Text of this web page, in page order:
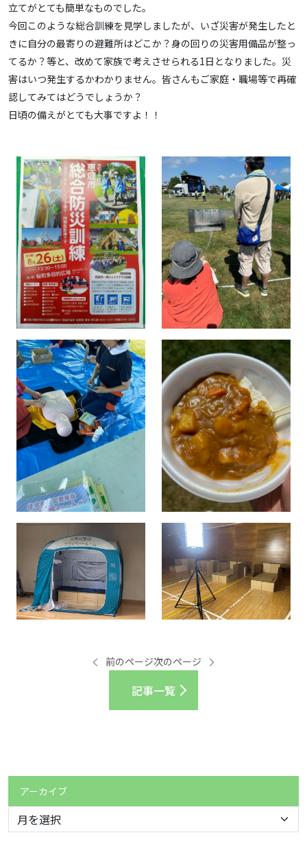
立てがとても簡単なものでした。
今回このような総合訓練を見学しましたが、いざ災害が発生したと
きに自分の最寄りの避難所はどこか？身の回りの災害用備品が整っ
てるか？等と、改めて家族で考えさせられる1日となりました。災
害はいつ発生するかわかりません。皆さんもご家庭・職場等で再確
認してみてはどうでしょうか？
日頃の備えがとても大事ですよ！！
前のページ
記事一覧
次のページ
アーカイブ